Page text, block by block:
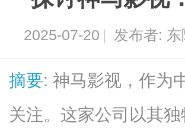
› ›
2025-07-20 | 发布者:
摘要: 神马影视，作为
关注。这家公司以其